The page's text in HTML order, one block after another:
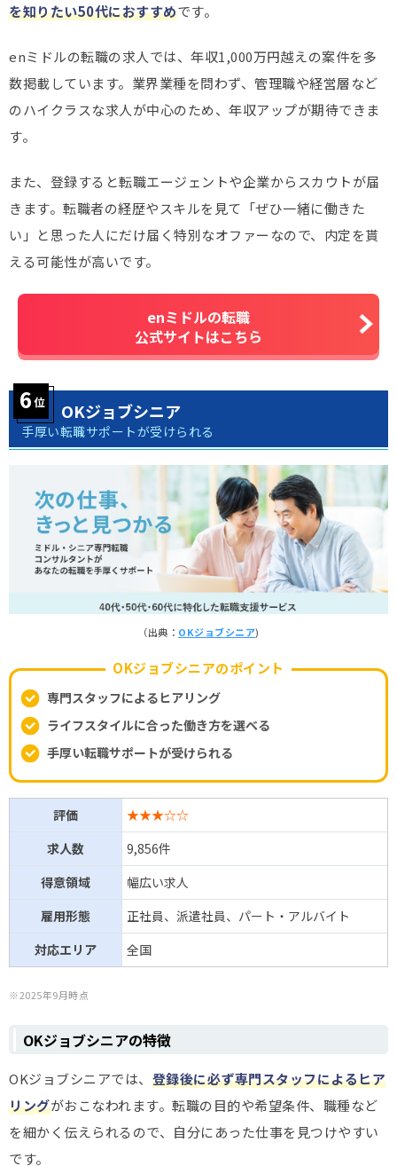
を知りたい50代におすすめです。
enミドルの転職の求人では、年収1,000万円越えの案件を多
数掲載しています。業界業種を問わず、管理職や経営層など
のハイクラスな求人が中心のため、年収アップが期待できま
す。
また、登録すると転職エージェントや企業からスカウトが届
きます。転職者の経歴やスキルを見て「ぜひ一緒に働きた
い」と思った人にだけ届く特別なオファーなので、内定を貰
える可能性が高いです。
enミドルの転職
公式サイトはこちら
OKジョブシニア
手厚い転職サポートが受けられる
（出典： OKジョブシニア)
OKジョブシニアのポイント
専門スタッフによるヒアリング
ライフスタイルに合った働き方を選べる
手厚い転職サポートが受けられる
評価
★★★☆☆
求人数
9,856件
得意領域
幅広い求人
雇用形態
正社員、派遣社員、パート・アルバイト
対応エリア
全国
※2025年9月時点
OKジョブシニアの特徴
OKジョブシニアでは、 登録後に必ず専門スタッフによるヒア
リングがおこなわれます。転職の目的や希望条件、職種など
を細かく伝えられるので、自分にあった仕事を見つけやすい
です。